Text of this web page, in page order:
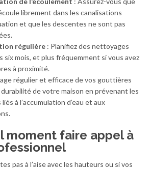
librement dans les canalisations
et que les descentes ne sont pas
régulière : Planifiez des nettoyages
six mois, et plus fréquemment si vous avez
à proximité.
régulier et efficace de vos gouttières
de votre maison en prévenant les
à l’accumulation d’eau et aux
moment faire appel à
pas à l’aise avec les hauteurs ou si vos